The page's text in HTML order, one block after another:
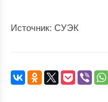
Источник: СУЭК